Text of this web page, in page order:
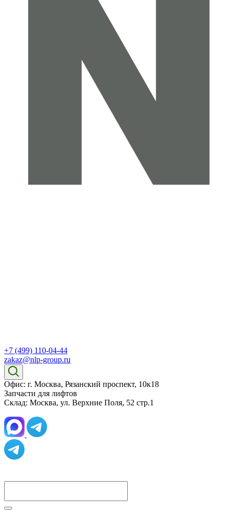
+7 (499) 110-04-44
zakaz@nlp-group.ru
Офис: г. Москва, Рязанский проспект, 10к18
Запчасти для лифтов
Склад: Москва, ул. Верхние Поля, 52 стр.1